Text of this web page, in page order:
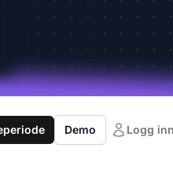
Demo Logg inn